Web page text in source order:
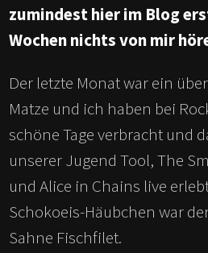
zumindest hier im Blog
Wochen nichts von mir
Der letzte Monat war ein
Matze und ich haben bei
schöne Tage verbracht und
unserer Jugend Tool, The
und Alice in Chains live
Schokoeis-Häubchen war
Sahne Fischfilet.